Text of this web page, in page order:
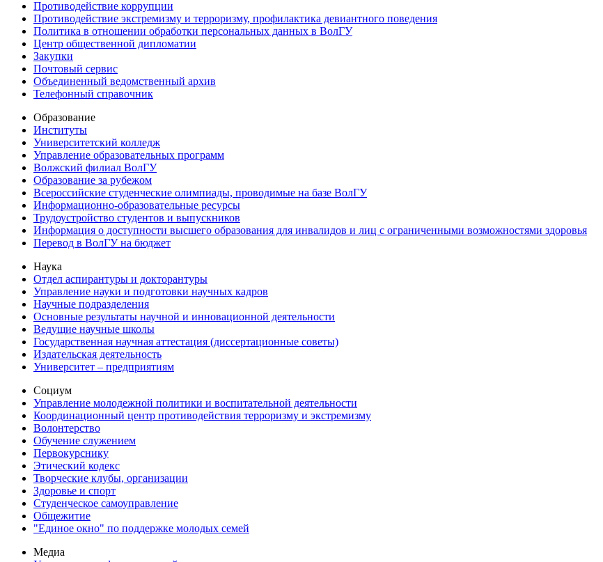
Противодействие коррупции
Противодействие экстремизму и терроризму, профилактика девиантного поведения
Политика в отношении обработки персональных данных в ВолГУ
Центр общественной дипломатии
Закупки
Почтовый сервис
Объединенный ведомственный архив
Телефонный справочник
Образование
Институты
Университетский колледж
Управление образовательных программ
Волжский филиал ВолГУ
Образование за рубежом
Всероссийские студенческие олимпиады, проводимые на базе ВолГУ
Информационно-образовательные ресурсы
Трудоустройство студентов и выпускников
Информация о доступности высшего образования для инвалидов и лиц с ограниченными возможностями здоровья
Перевод в ВолГУ на бюджет
Наука
Отдел аспирантуры и докторантуры
Управление науки и подготовки научных кадров
Научные подразделения
Основные результаты научной и инновационной деятельности
Ведущие научные школы
Государственная научная аттестация (диссертационные советы)
Издательская деятельность
Университет – предприятиям
Социум
Управление молодежной политики и воспитательной деятельности
Координационный центр противодействия терроризму и экстремизму
Волонтерство
Обучение служением
Первокурснику
Этический кодекс
Творческие клубы, организации
Здоровье и спорт
Студенческое самоуправление
Общежитие
"Единое окно" по поддержке молодых семей
Медиа